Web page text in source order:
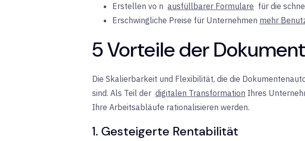
Erstellen vo n ausfüllbarer Formulare für die
Erschwingliche Preise für Unternehmen mehr
5 Vorteile der
Die Skalierbarkeit und Flexibilität, die die
sind. Als Teil der digitalen Transformation Ihres
Ihre Arbeitsabläufe rationalisieren werden.
1. Gesteigerte Rentabilität